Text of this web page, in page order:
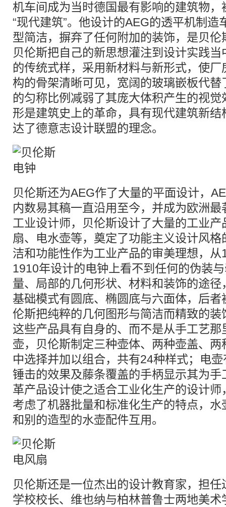
机车间成为当时德国最有影响的建筑物
“现代建筑”。他设计的AEG的透平机制造
型简洁，摒弃了任何附加的装饰，是贝
贝伦斯把自己的新思想灌注到设计实践
的传统式样，采用新材料与新形式，使
构的骨架清晰可见，宽阔的玻璃嵌板代
的匀称比例减弱了其庞大体积产生的视
形是建筑史上的革命，具有现代建筑新
达了德意志设计联盟的理念。
贝伦斯还为AEG作了大量的平面设计，
内数易其稿一直沿用至今，并成为欧洲
工业设计师，贝伦斯设计了大量的工业
扇、电水壶等，奠定了功能主义设计风
洁和功能性作为工业产品的审美理想，
1910年设计的电钟上看不到任何的伪装
量、局部的几何形状、材料和装饰的途
基础模式有圆底、椭圆底与六面体，后者
伦斯把纯粹的几何图形与简洁而精致的
这些产品具有自身的、而不是从手工艺
壶，贝伦斯制定三种壶体、两种壶盖、
中选择并加以组合，共有24种样式；电
锤击的效果及藤条覆盖的手柄显示其为
革产品设计使之适合工业化生产的设计
考虑了机器批量和标准化生产的特点，
和别的造型的水壶配件互用。
贝伦斯还是一位杰出的设计教育家，担
学校校长、维也纳与柏林普鲁士两地美